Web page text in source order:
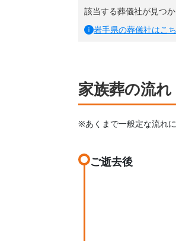
該当する葬儀社が見つ
岩手県の葬儀社はこ
家族葬の流れ
※あくまで一般定な流れ
ご逝去後